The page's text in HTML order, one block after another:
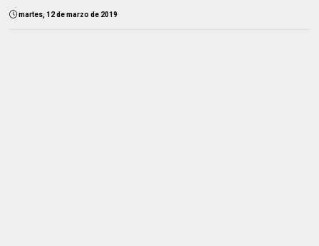
martes, 12 de marzo de 2019